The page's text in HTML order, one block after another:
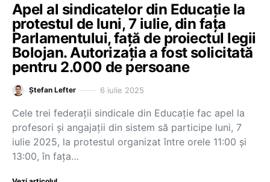
Apel al sindicatelor din Educație la
protestul de luni, 7 iulie, din fața
Parlamentului, față de proiectul legii
Bolojan. Autorizația a fost solicitată
pentru 2.000 de persoane
Ștefan Lefter 6 iulie 2025
Cele trei federații sindicale din Educație fac apel la
profesori și angajații din sistem să participe luni, 7
iulie 2025, la protestul organizat între orele 11:00 și
13:00, în fața…